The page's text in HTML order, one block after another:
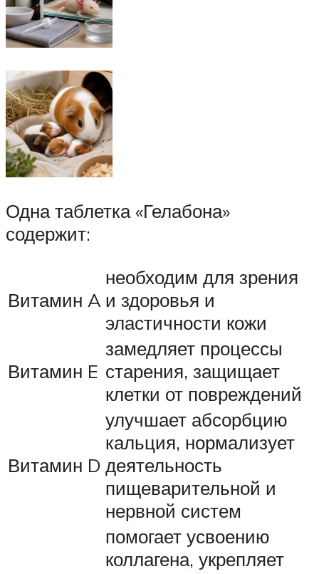
Одна таблетка «Гелабона»
содержит:
Витамин A
необходим для зрения
и здоровья и
эластичности кожи
Витамин E
замедляет процессы
старения, защищает
клетки от повреждений
Витамин D
улучшает абсорбцию
кальция, нормализует
деятельность
пищеварительной и
нервной систем
помогает усвоению
коллагена, укрепляет